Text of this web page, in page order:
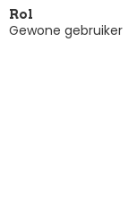
Rol
Gewone gebruiker